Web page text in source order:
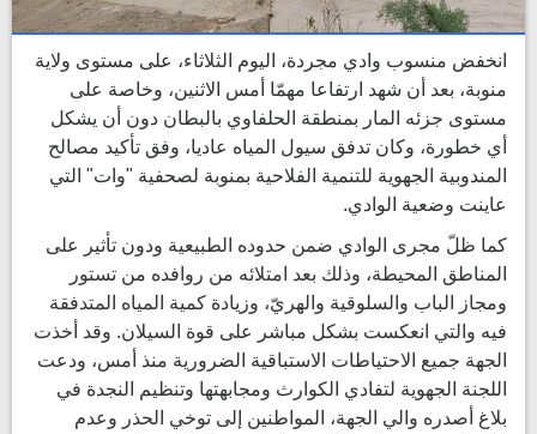
انخفض منسوب وادي مجردة، اليوم الثلاثاء، على مستوى ولاية
منوبة، بعد أن شهد ارتفاعا مهمّا أمس الاثنين، وخاصة على
مستوى جزئه المار بمنطقة الحلفاوي بالبطان دون أن يشكل
أي خطورة، وكان تدفق سيول المياه عاديا، وفق تأكيد مصالح
المندوبية الجهوية للتنمية الفلاحية بمنوبة لصحفية "وات" التي
عاينت وضعية الوادي.
كما ظلّ مجرى الوادي ضمن حدوده الطبيعية ودون تأثير على
المناطق المحيطة، وذلك بعد امتلائه من روافده من تستور
ومجاز الباب والسلوقية والهريّ، وزيادة كمية المياه المتدفقة
فيه والتي انعكست بشكل مباشر على قوة السيلان. وقد أخذت
الجهة جميع الاحتياطات الاستباقية الضرورية منذ أمس، ودعت
اللجنة الجهوية لتفادي الكوارث ومجابهتها وتنظيم النجدة في
بلاغ أصدره والي الجهة، المواطنين إلى توخي الحذر وعدم